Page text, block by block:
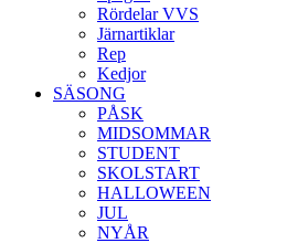
Rördelar VVS
Järnartiklar
Rep
Kedjor
SÄSONG
PÅSK
MIDSOMMAR
STUDENT
SKOLSTART
HALLOWEEN
JUL
NYÅR